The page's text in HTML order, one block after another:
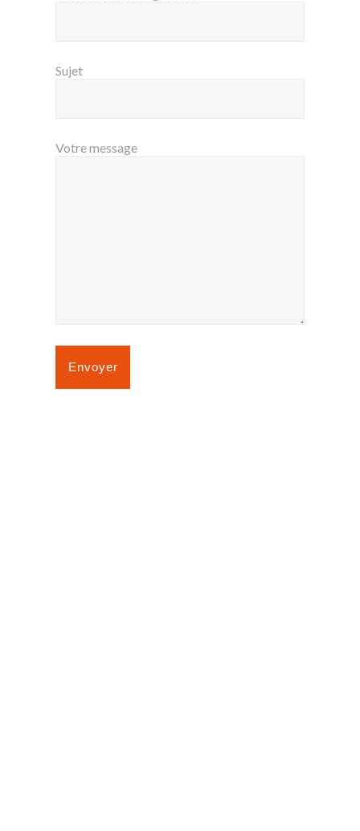
Sujet
Votre message